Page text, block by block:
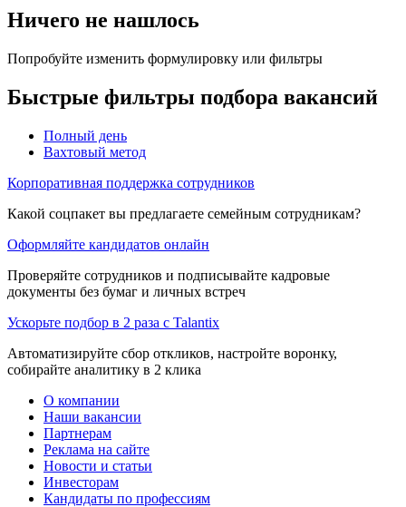
Ничего не нашлось
Попробуйте изменить формулировку или фильтры
Быстрые фильтры подбора вакансий
Полный день
Вахтовый метод
Корпоративная поддержка сотрудников
Какой соцпакет вы предлагаете семейным сотрудникам?
Оформляйте кандидатов онлайн
Проверяйте сотрудников и подписывайте кадровые
документы без бумаг и личных встреч
Ускорьте подбор в 2 раза с Talantix
Автоматизируйте сбор откликов, настройте воронку,
собирайте аналитику в 2 клика
О компании
Наши вакансии
Партнерам
Реклама на сайте
Новости и статьи
Инвесторам
Кандидаты по профессиям